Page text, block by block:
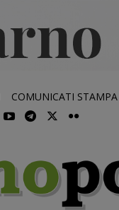
COMUNICATI STAMPA